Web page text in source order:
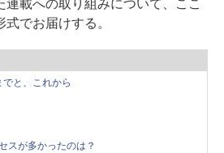
連載への取り組みについて、ここ
でお届けする。
と、これから
スが多かったのは？